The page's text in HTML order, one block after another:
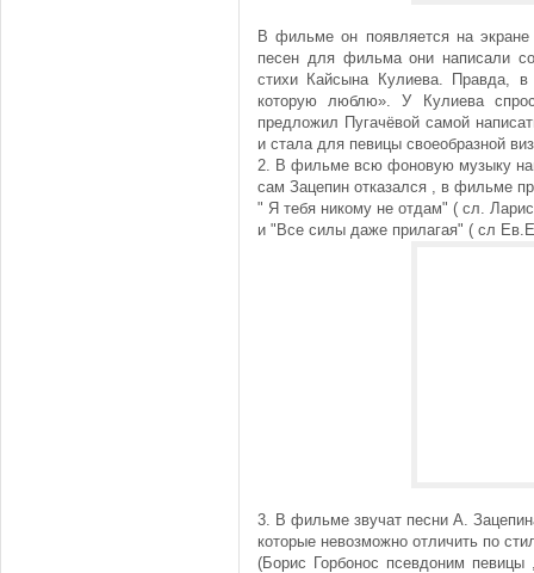
В фильме он появляется на
песен для фильма они написали
стихи Кайсына Кулиева. Правда,
которую люблю». У Кулиева
предложил Пугачёвой самой
и стала для певицы своеобразной
2. В фильме всю фоновую музыку
сам Зацепин отказался , в фильме
" Я тебя никому не отдам" ( сл.
и "Все силы даже прилагая" ( сл
3. В фильме звучат песни А.
которые невозможно отличить по
(Борис Горбонос псевдоним